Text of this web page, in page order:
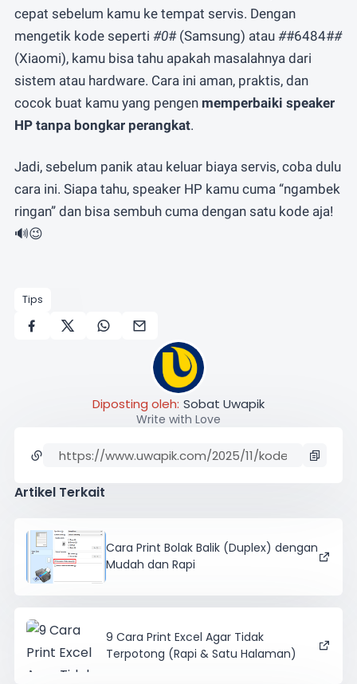
cepat sebelum kamu ke tempat servis. Dengan
mengetik kode seperti #0# (Samsung) atau ##6484##
(Xiaomi), kamu bisa tahu apakah masalahnya dari
sistem atau hardware. Cara ini aman, praktis, dan
cocok buat kamu yang pengen memperbaiki speaker
HP tanpa bongkar perangkat.
Jadi, sebelum panik atau keluar biaya servis, coba dulu
cara ini. Siapa tahu, speaker HP kamu cuma “ngambek
ringan” dan bisa sembuh cuma dengan satu kode aja!
🔊😉
Tips
Diposting oleh: Sobat Uwapik
Write with Love
Artikel Terkait
Cara Print Bolak Balik (Duplex) dengan
Mudah dan Rapi
9 Cara Print Excel Agar Tidak
Terpotong (Rapi & Satu Halaman)